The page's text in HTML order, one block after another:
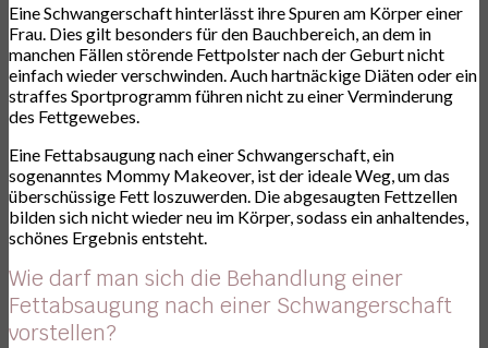
Eine Schwangerschaft hinterlässt ihre Spuren am Körper einer
Frau. Dies gilt besonders für den Bauchbereich, an dem in
manchen Fällen störende Fettpolster nach der Geburt nicht
einfach wieder verschwinden. Auch hartnäckige Diäten oder ein
straffes Sportprogramm führen nicht zu einer Verminderung
des Fettgewebes.
Eine Fettabsaugung nach einer Schwangerschaft, ein
sogenanntes Mommy Makeover, ist der ideale Weg, um das
überschüssige Fett loszuwerden. Die abgesaugten Fettzellen
bilden sich nicht wieder neu im Körper, sodass ein anhaltendes,
schönes Ergebnis entsteht.
Wie darf man sich die Behandlung einer
Fettabsaugung nach einer Schwangerschaft
vorstellen?